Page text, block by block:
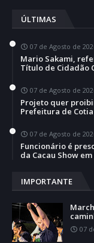
ÚLTIMAS
07 de Agosto de
Mario Sakami,
Título de Cidadão
07 de Agosto de
Projeto quer
Prefeitura de Cotia
07 de Agosto de
Funcionário é
da Cacau Show
IMPORTANTE
07